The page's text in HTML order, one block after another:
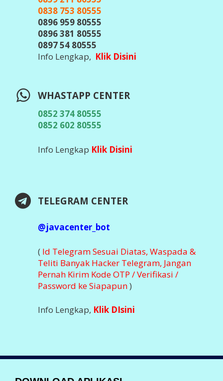
0838 753 80555
0896 959 80555
0896 381 80555
0897 54 80555
Info Lengkap, Klik Disini
WHASTAPP CENTER
0852 374 80555
0852 602 80555
Info Lengkap Klik Disini
TELEGRAM CENTER
@javacenter_bot
( Id Telegram Sesuai Diatas, Waspada &
Teliti Banyak Hacker Telegram, Jangan
Pernah Kirim Kode OTP / Verifikasi /
Password ke Siapapun)
Info Lengkap, Klik DIsini